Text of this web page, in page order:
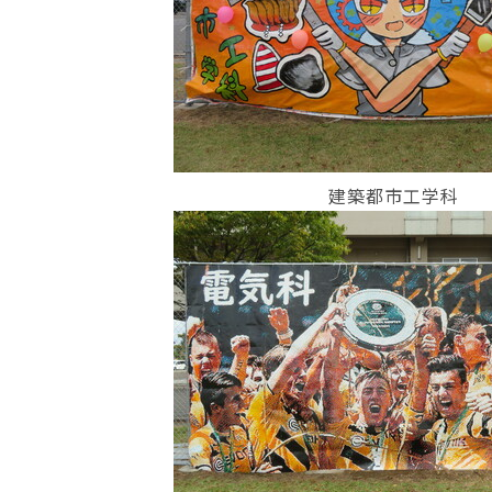
建築都市工学科